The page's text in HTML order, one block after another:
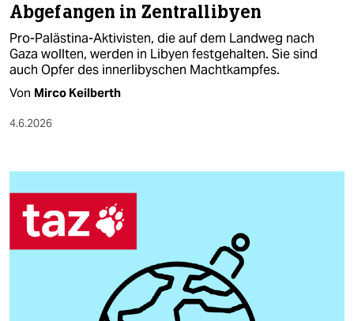
Abgefangen in Zentrallibyen
Pro-Palästina-Aktivisten, die auf dem Landweg nach
Gaza wollten, werden in Libyen festgehalten. Sie sind
auch Opfer des innerlibyschen Machtkampfes.
Von Mirco Keilberth
4.6.2026